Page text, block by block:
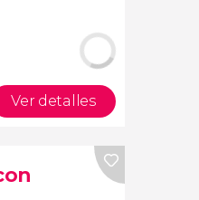
Ver detalles